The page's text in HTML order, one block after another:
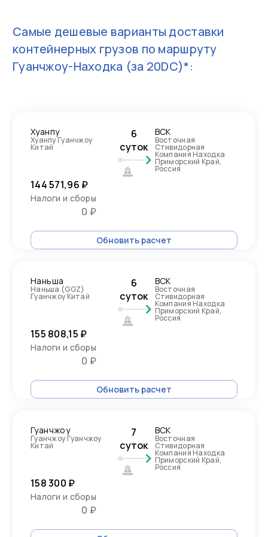
Самые дешевые варианты доставки
контейнерных грузов по маршруту
Гуанчжоу-Находка (за 20DC)*:
Хуанпу
Хуанпу Гуанчжоу
Китай
6
суток
ВСК
Восточная
Стивидорная
Компания Находка
Приморский Край,
Россия
144 571,96 ₽
Налоги и сборы
0 ₽
Обновить расчет
Наньша
Наньша (GGZ)
Гуанчжоу Китай
6
суток
ВСК
Восточная
Стивидорная
Компания Находка
Приморский Край,
Россия
155 808,15 ₽
Налоги и сборы
0 ₽
Обновить расчет
Гуанчжоу
Гуанчжоу Гуанчжоу
Китай
7
суток
ВСК
Восточная
Стивидорная
Компания Находка
Приморский Край,
Россия
158 300 ₽
Налоги и сборы
0 ₽